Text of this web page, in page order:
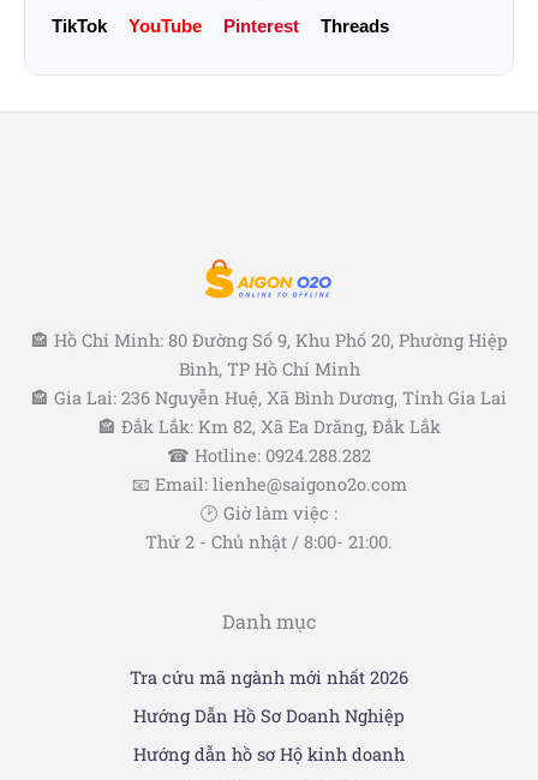
TikTok YouTube Pinterest Threads
🏤 Hồ Chí Minh: 80 Đường Số 9, Khu Phố 20, Phường Hiệp
Bình, TP Hồ Chí Minh
🏤 Gia Lai: 236 Nguyễn Huệ, Xã Bình Dương, Tỉnh Gia Lai
🏤 Đắk Lắk: Km 82, Xã Ea Drăng, Đắk Lắk
☎ Hotline: 0924.288.282
📧 Email: lienhe@saigono2o.com
🕑 Giờ làm việc :
Thứ 2 - Chủ nhật / 8:00- 21:00.
Danh mục
Tra cứu mã ngành mới nhất 2026
Hướng Dẫn Hồ Sơ Doanh Nghiệp
Hướng dẫn hồ sơ Hộ kinh doanh